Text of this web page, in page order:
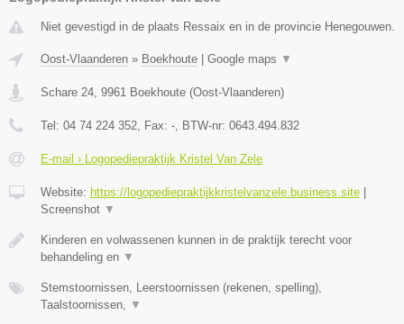
Niet gevestigd in de plaats Ressaix en in de provincie Henegouwen.
Oost-Vlaanderen » Boekhoute | Google maps ▼
Schare 24 9961 Boekhoute (Oost-Vlaanderen)
Tel: 04 74 224 352 , Fax: - , BTW-nr: 0643.494.832
E-mail › Logopediepraktijk Kristel Van Zele
Website: https://logopediepraktijkkristelvanzele.business.site |
Screenshot ▼
Kinderen en volwassenen kunnen in de praktijk terecht voor
behandeling en ▼
Stemstoornissen, Leerstoornissen (rekenen, spelling),
Taalstoornissen,
▼